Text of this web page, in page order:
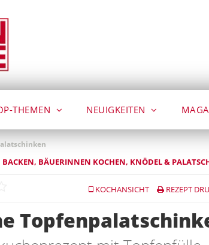
THEMEN NEUIGKEITEN
BÄUERINNEN KOCHEN KNÖDEL &
KOCHANSICHT REZEPT